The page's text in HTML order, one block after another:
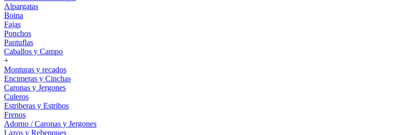
Alpargatas
Boina
Fajas
Ponchos
Pantuflas
Caballos y Campo
+
Monturas y recados
Encimeras y Cinchas
Caronas y Jergones
Culeros
Estriberas y Estribos
Frenos
Adorno / Caronas y Jergones
Lazos y Rebenques